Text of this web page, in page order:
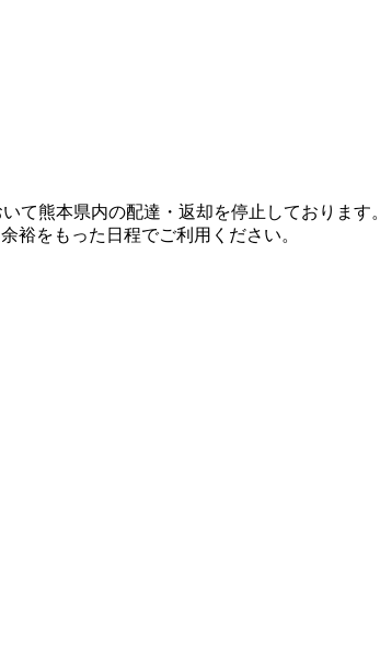
て熊本県内の配達・返却を停止しております。
裕をもった日程でご利用ください。